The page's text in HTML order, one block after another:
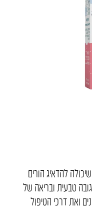
להדאיג הורים
טבעית ובריאה של
ואת דרכי הטיפול